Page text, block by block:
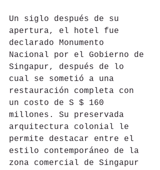
Un siglo después de su
apertura, el hotel fue
declarado Monumento
Nacional por el Gobierno de
Singapur, después de lo
cual se sometió a una
restauración completa con
un costo de S $ 160
millones. Su preservada
arquitectura colonial le
permite destacar entre el
estilo contemporáneo de la
zona comercial de Singapur